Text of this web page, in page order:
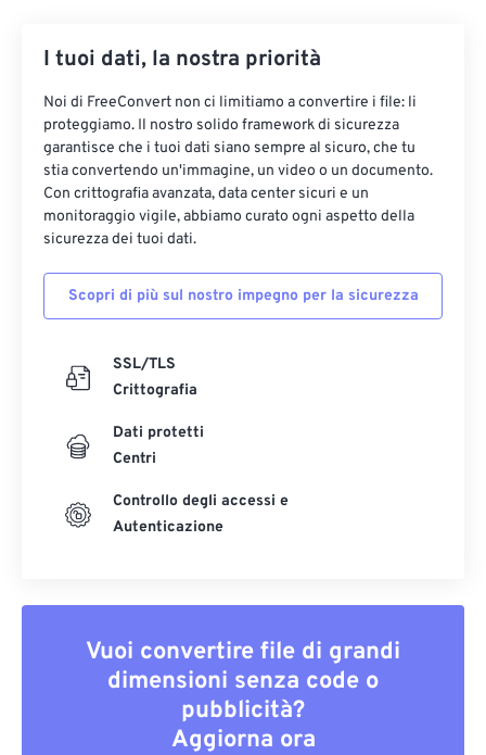
I tuoi dati, la nostra priorità
Noi di FreeConvert non ci limitiamo a convertire i file: li
proteggiamo. Il nostro solido framework di sicurezza
garantisce che i tuoi dati siano sempre al sicuro, che tu
stia convertendo un'immagine, un video o un documento.
Con crittografia avanzata, data center sicuri e un
monitoraggio vigile, abbiamo curato ogni aspetto della
sicurezza dei tuoi dati.
Scopri di più sul nostro impegno per la sicurezza
SSL/TLS
Crittografia
Dati protetti
Centri
Controllo degli accessi e
Autenticazione
Vuoi convertire file di grandi
dimensioni senza code o
pubblicità?
Aggiorna ora